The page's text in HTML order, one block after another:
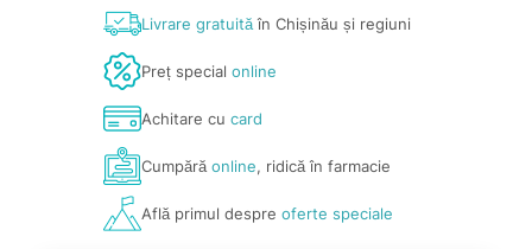
Livrare gratuităîn Chișinău și regiuni
Preț special online
Achitare cu card
Cumpărăonline, ridică în farmacie
Află primul despre oferte speciale